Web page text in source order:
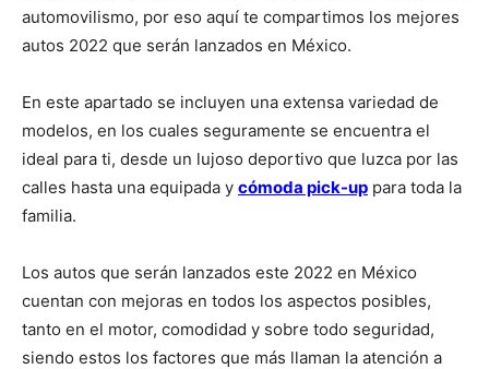
automovilismo, por eso aquí te compartimos los mejores
autos 2022 que serán lanzados en México.
En este apartado se incluyen una extensa variedad de
modelos, en los cuales seguramente se encuentra el
ideal para ti, desde un lujoso deportivo que luzca por las
calles hasta una equipada y cómoda pick-up para toda la
familia.
Los autos que serán lanzados este 2022 en México
cuentan con mejoras en todos los aspectos posibles,
tanto en el motor, comodidad y sobre todo seguridad,
siendo estos los factores que más llaman la atención a